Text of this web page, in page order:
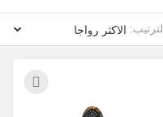
الترتيب: